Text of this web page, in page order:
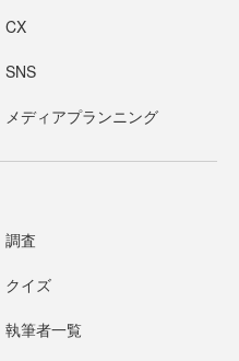
CX
SNS
メディアプランニング
調査
クイズ
執筆者一覧